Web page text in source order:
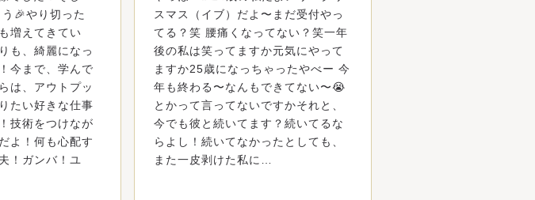
🎉やり切った
増えてきてい
も、綺麗になっ
今まで、学んで
は、アウトプッ
たい好きな仕事
技術をつけなが
よ！何も心配す
！ガンバ！ユ
スマス（イブ）だよ〜まだ受付やっ
てる？笑 腰痛くなってない？笑一年
後の私は笑ってますか元気にやって
ますか25歳になっちゃったやべー 今
年も終わる〜なんもできてない〜😭
とかって言ってないですかそれと、
今でも彼と続いてます？続いてるな
らよし！続いてなかったとしても、
また一皮剥けた私に…